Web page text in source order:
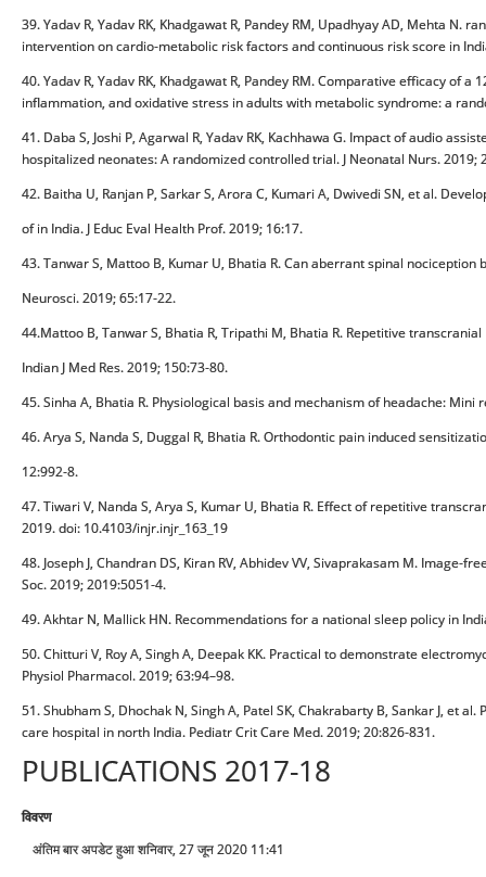
39. Yadav R, Yadav RK, Khadgawat R, Pandey RM, Upadhyay AD, Mehta
intervention on cardio-metabolic risk factors and continuous risk score in
40. Yadav R, Yadav RK, Khadgawat R, Pandey RM. Comparative efficacy
inflammation, and oxidative stress in adults with metabolic syndrome: a
41. Daba S, Joshi P, Agarwal R, Yadav RK, Kachhawa G. Impact of audio
hospitalized neonates: A randomized controlled trial. J Neonatal Nurs. 2019;
42. Baitha U, Ranjan P, Sarkar S, Arora C, Kumari A, Dwivedi SN, et al.
of in India. J Educ Eval Health Prof. 2019; 16:17.
43. Tanwar S, Mattoo B, Kumar U, Bhatia R. Can aberrant spinal
Neurosci. 2019; 65:17-22.
44.Mattoo B, Tanwar S, Bhatia R, Tripathi M, Bhatia R. Repetitive
Indian J Med Res. 2019; 150:73-80.
45. Sinha A, Bhatia R. Physiological basis and mechanism of headache: Mini
46. Arya S, Nanda S, Duggal R, Bhatia R. Orthodontic pain induced
12:992-8.
47. Tiwari V, Nanda S, Arya S, Kumar U, Bhatia R. Effect of repetitive
2019. doi: 10.4103/injr.injr_163_19
48. Joseph J, Chandran DS, Kiran RV, Abhidev VV, Sivaprakasam M. Image-
Soc. 2019; 2019:5051-4.
49. Akhtar N, Mallick HN. Recommendations for a national sleep policy in
50. Chitturi V, Roy A, Singh A, Deepak KK. Practical to demonstrate
Physiol Pharmacol. 2019; 63:94–98.
51. Shubham S, Dhochak N, Singh A, Patel SK, Chakrabarty B, Sankar J, et
care hospital in north India. Pediatr Crit Care Med. 2019; 20:826-831.
PUBLICATIONS 2017-18
विवरण
अंतिम बार अपडेट हुआ शनिवार, 27 जून 2020 11:41